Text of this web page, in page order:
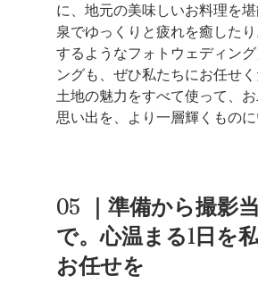
に、地元の美味しいお料理を
泉でゆっくりと疲れを癒した
するようなフォトウェディン
ングも、ぜひ私たちにお任せ
土地の魅力をすべて使って、
思い出を、より一層輝くものに
05  ｜準備から撮影
で。心温まる1日を
お任せを